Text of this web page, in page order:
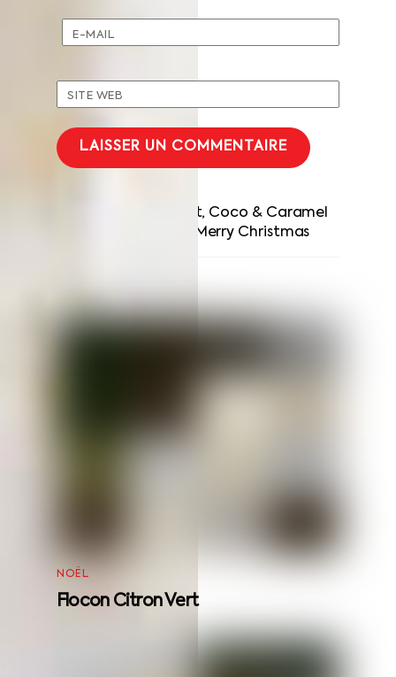
E-MAIL
SITE WEB
Bûche Chocolat, Coco & Caramel
Entremets Merry Christmas
NOËL
Flocon Citron Vert